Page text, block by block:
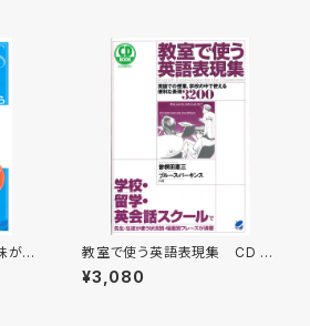
がわ
教室で使う英語表現集 CD B
OOK
¥3,080